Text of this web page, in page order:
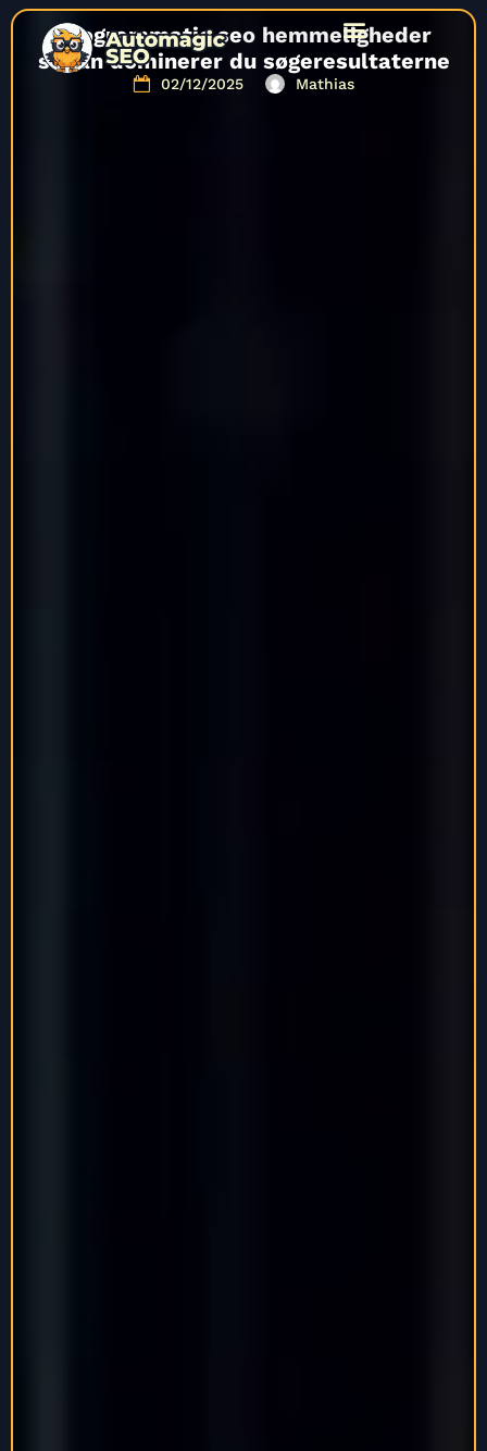
Programmatic seo hemmeligheder
sådan dominerer du søgeresultaterne
02/12/2025 Mathias